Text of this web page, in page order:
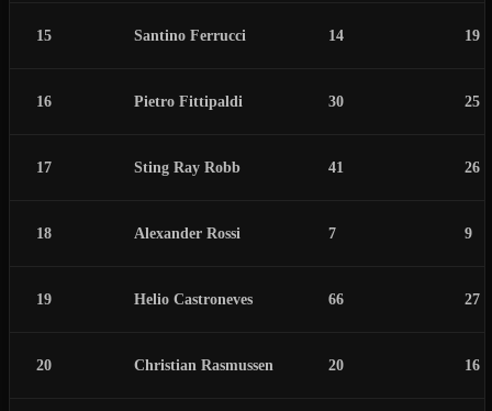
15 Santino Ferrucci 14 19
16 Pietro Fittipaldi 30 25
17 Sting Ray Robb 41 26
18 Alexander Rossi 7 9
19 Helio Castroneves 66 27
20 Christian Rasmussen 20 16